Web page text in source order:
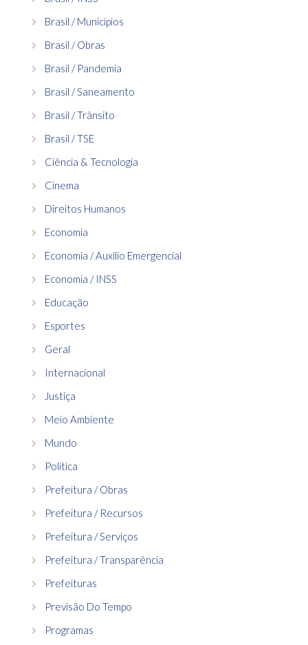
Brasil / Municípios
Brasil / Obras
Brasil / Pandemia
Brasil / Saneamento
Brasil / Trânsito
Brasil / TSE
Ciência & Tecnologia
Cinema
Direitos Humanos
Economia
Economia / Auxílio Emergencial
Economia / INSS
Educação
Esportes
Geral
Internacional
Justiça
Meio Ambiente
Mundo
Política
Prefeitura / Obras
Prefeitura / Recursos
Prefeitura / Serviços
Prefeitura / Transparência
Prefeituras
Previsão Do Tempo
Programas